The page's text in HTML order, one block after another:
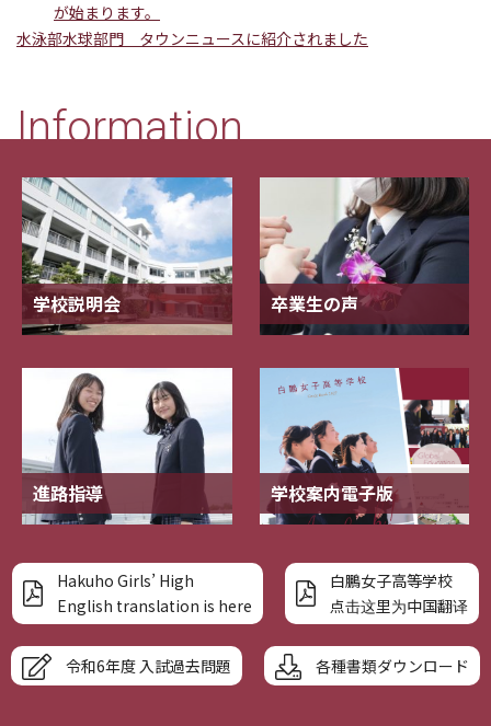
が始まります。
水泳部水球部門 タウンニュースに紹介されました
Information
学校説明会 卒業生の声
進路指導 学校案内電子版
Hakuho Girls’ High
English translation is here
白鵬女子高等学校
点击这里为中国翻译
令和6年度 入試過去問題 各種書類ダウンロード